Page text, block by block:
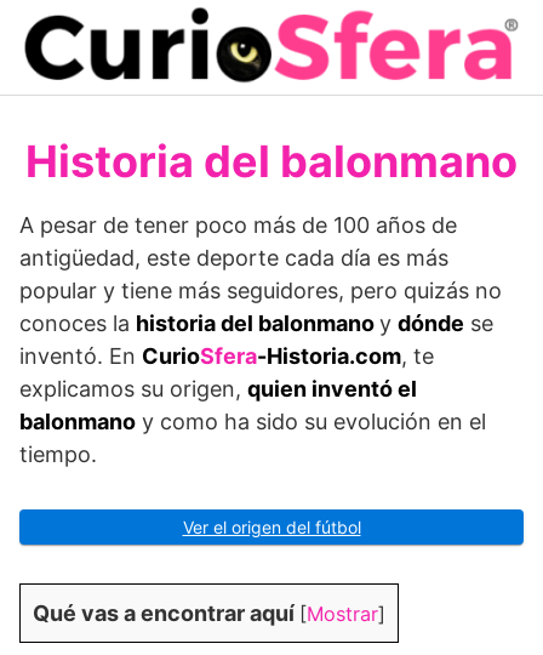
Saltar
contenido
Historia del balonmano
A pesar de tener poco más de 100 años de
antigüedad, este deporte cada día es más
popular y tiene más seguidores, pero quizás no
conoces la historia del balonmanoy dónde se
inventó. En CurioSfera-Historia.com, te
explicamos su origen, quien inventó el
balonmano y como ha sido su evolución en el
tiempo.
Ver el origen del fútbol
Qué vas a encontrar aquí [Mostrar]